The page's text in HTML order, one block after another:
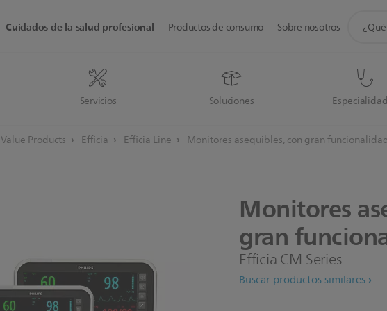
Cuidados de la salud profesional
Servicios Soluciones
Productos de consumo Sobre nosotros
búsqueda
Value Products Efficia Efficia Line Monitores asequibles, con gran funcionalidad
No podemos mostrar
Monitores
gran
Efficia CM Series
Buscar productos similares